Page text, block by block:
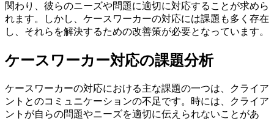
関わり、彼らのニーズや問題に適切に対応することが求めら
れます。しかし、ケースワーカーの対応には課題も多く存在
し、それらを解決するための改善策が必要となっています。
ケースワーカー対応の課題分析
ケースワーカーの対応における主な課題の一つは、クライア
ントとのコミュニケーションの不足です。時には、クライア
ントが自らの問題やニーズを適切に伝えられないことがあ